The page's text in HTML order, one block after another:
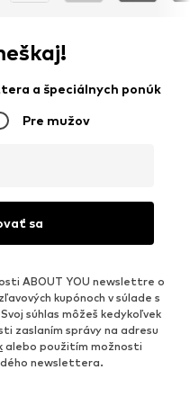
a špeciálnych ponúk
Pre mužov
sa
ABOUT YOU newslettre o
kupónoch v súlade s
Svoj súhlas môžeš kedykoľvek
zaslaním správy na adresu
alebo použitím možnosti
newslettera.